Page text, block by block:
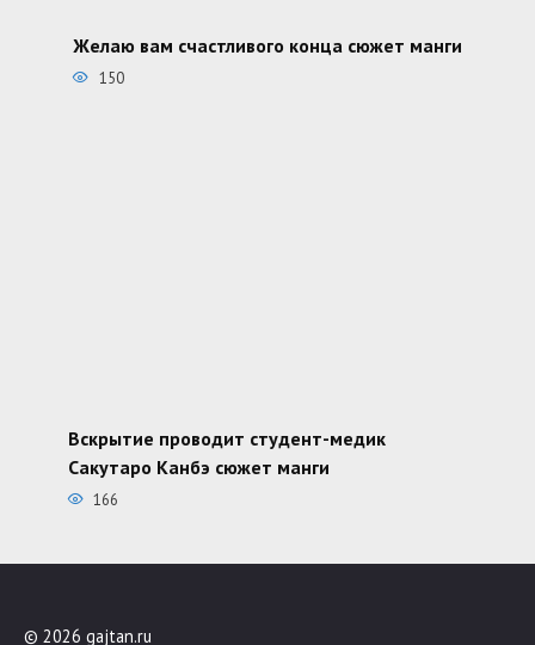
Желаю вам счастливого конца сюжет манги
150
Вскрытие проводит студент-медик
Сакутаро Канбэ сюжет манги
166
© 2026 gajtan.ru